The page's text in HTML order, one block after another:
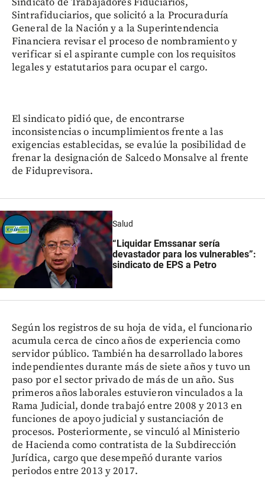
Sintrafiduciarios, que solicitó a la Procuraduría
General de la Nación y a la Superintendencia
Financiera revisar el proceso de nombramiento y
verificar si el aspirante cumple con los requisitos
legales y estatutarios para ocupar el cargo.
El sindicato pidió que, de encontrarse
inconsistencias o incumplimientos frente a las
exigencias establecidas, se evalúe la posibilidad de
frenar la designación de Salcedo Monsalve al frente
de Fiduprevisora.
Salud
“Liquidar Emssanar sería
devastador para los vulnerables”:
sindicato de EPS a Petro
Según los registros de su hoja de vida, el funcionario
acumula cerca de cinco años de experiencia como
servidor público. También ha desarrollado labores
independientes durante más de siete años y tuvo un
paso por el sector privado de más de un año. Sus
primeros años laborales estuvieron vinculados a la
Rama Judicial, donde trabajó entre 2008 y 2013 en
funciones de apoyo judicial y sustanciación de
procesos. Posteriormente, se vinculó al Ministerio
de Hacienda como contratista de la Subdirección
Jurídica, cargo que desempeñó durante varios
periodos entre 2013 y 2017.